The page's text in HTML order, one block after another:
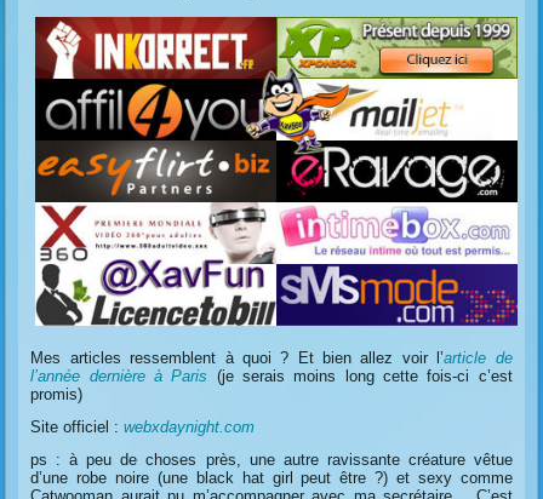
Mes articles ressemblent à quoi ? Et bien allez voir l’article de
l’année dernière à Paris (je serais moins long cette fois-ci c’est
promis)
Site officiel :webxdaynight.com
ps : à peu de choses près, une autre ravissante créature vêtue
d’une robe noire (une black hat girl peut être ?) et sexy comme